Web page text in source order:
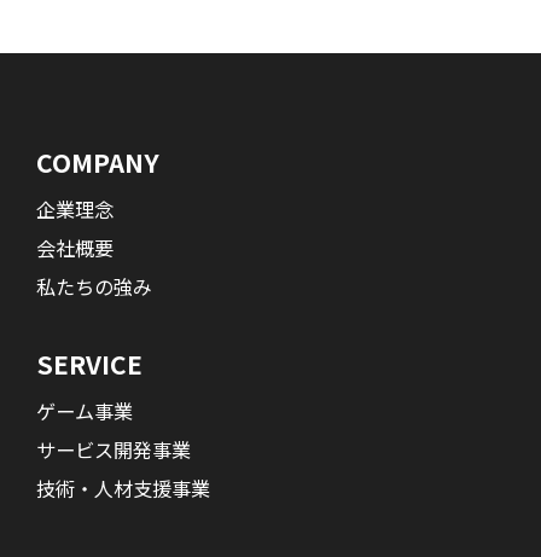
COMPANY
企業理念
会社概要
私たちの強み
SERVICE
ゲーム事業
サービス開発事業
技術・人材支援事業